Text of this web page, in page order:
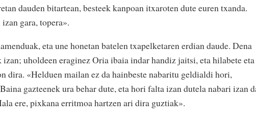
dauden bitartean, besteek kanpoan itxaroten dute euren txanda.
gara, topera».
eta une honetan batelen txapelketaren erdian daude. Dena
izan; uholdeen eraginez Oria ibaia indar handiz jaitsi, eta hilabete eta
dira. «Helduen mailan ez da hainbeste nabaritu geldialdi hori,
gazteenek ura behar dute, eta hori falta izan dutela nabari izan
ere, pixkana erritmoa hartzen ari dira guztiak».